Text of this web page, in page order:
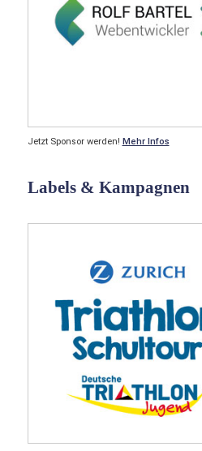
Jetzt Sponsor werden! Mehr Infos
Labels & Kampagnen